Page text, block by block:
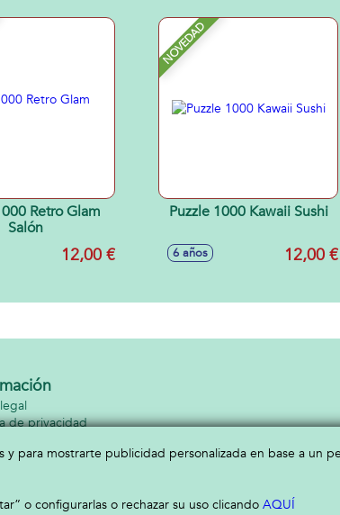
Retro Glam
Salón
12,00 €
NOVEDAD
Puzzle 1000 Kawaii Sushi
6 años 12,00 €
de privacidad
y para mostrarte publicidad personalizada en base a
o configurarlas o rechazar su uso clicando AQUÍ